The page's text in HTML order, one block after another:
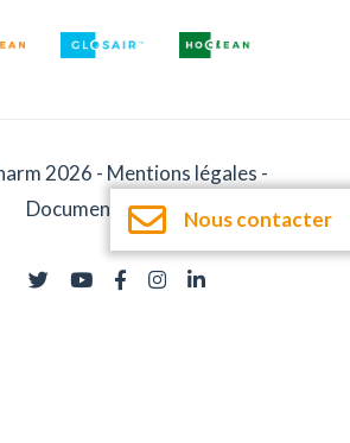
2026 - Mentions légales -
Documentation
Nous contacter